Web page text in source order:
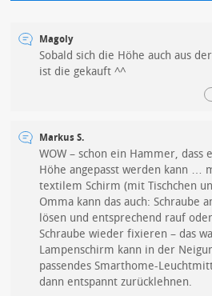
Magoly
Sobald sich die Höhe auch aus
ist die gekauft ^^
Markus S.
WOW – schon ein Hammer, dass
Höhe angepasst werden kann …
textilem Schirm (mit Tischchen
Omma kann das auch: Schraube
lösen und entsprechend rauf
Schraube wieder fixieren – das
Lampenschirm kann in der
passendes Smarthome-
dann entspannt zurücklehnen.